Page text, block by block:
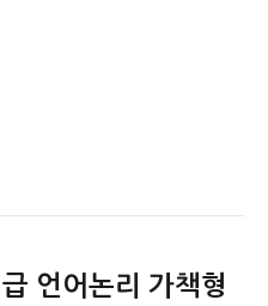
언어논리 가책형